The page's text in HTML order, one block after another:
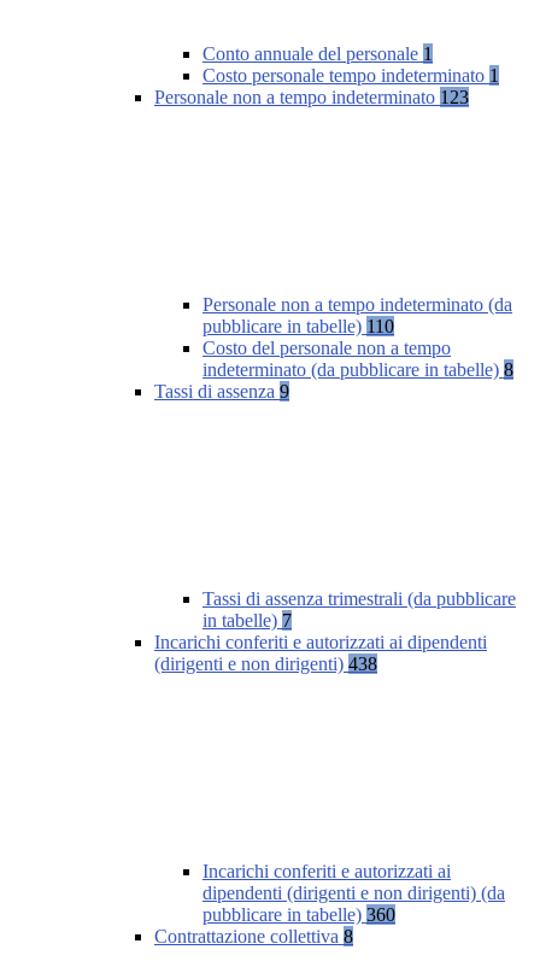
Conto annuale del personale 1
Costo personale tempo indeterminato 1
Personale non a tempo indeterminato 123
Personale non a tempo indeterminato (da
pubblicare in tabelle) 110
Costo del personale non a tempo
indeterminato (da pubblicare in tabelle) 8
Tassi di assenza 9
Tassi di assenza trimestrali (da pubblicare
in tabelle) 7
Incarichi conferiti e autorizzati ai dipendenti
(dirigenti e non dirigenti) 438
Incarichi conferiti e autorizzati ai
dipendenti (dirigenti e non dirigenti) (da
pubblicare in tabelle) 360
Contrattazione collettiva 8